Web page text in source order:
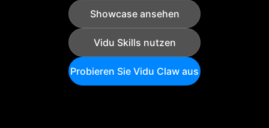
Showcase ansehen
Vidu Skills nutzen
Probieren Sie Vidu Claw aus